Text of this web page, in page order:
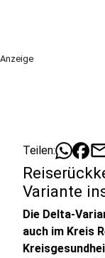
Anzeige
Teilen:
Variante
Die Delta-
auch im Kreis